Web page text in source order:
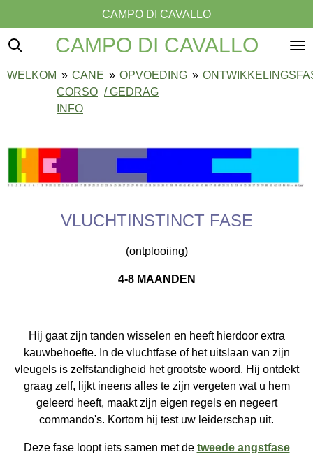
direct
naar
hoofdinhoud
CAMPO DI CAVALLO
CAMPO DI CAVALLO
WELKOM » CANE
CORSO
INFO
» OPVOEDING
/ GEDRAG
»
VLUCHTINSTINCT FASE
(ontplooiing)
4-8 MAANDEN
Hij gaat zijn tanden wisselen en heeft hierdoor extra
kauwbehoefte. In de vluchtfase of het uitslaan van zijn
vleugels is zelfstandigheid het grootste woord. Hij ontdekt
graag zelf, lijkt ineens alles te zijn vergeten wat u hem
geleerd heeft, maakt zijn eigen regels en negeert
commando's. Kortom hij test uw leiderschap uit.
Deze fase loopt iets samen met de tweede angstfase